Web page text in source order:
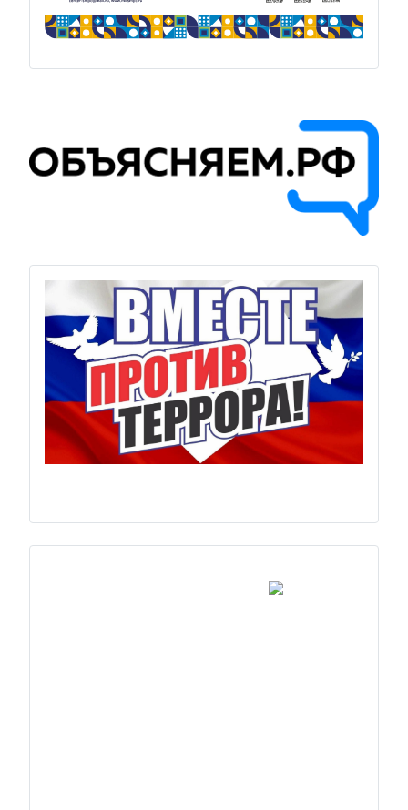
Previous Next